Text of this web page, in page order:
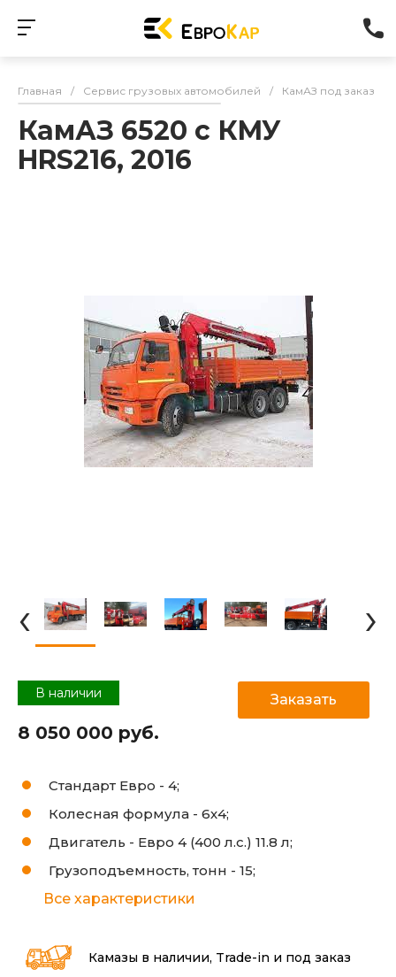
Главная / Сервис грузовых автомобилей / КамАЗ под заказ
КамАЗ 6520 с КМУ
HRS216, 2016
‹ ›
В наличии
8 050 000 руб.
Заказать
Стандарт Евро - 4;
Колесная формула - 6х4;
Двигатель - Евро 4 (400 л.с.) 11.8 л;
Грузоподъемность, тонн - 15;
Все характеристики
Камазы в наличии, Trade-in и под заказ